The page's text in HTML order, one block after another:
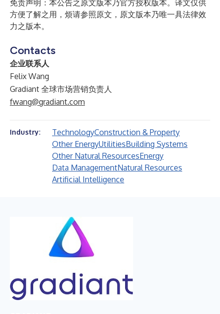
免责声明：本公告之原文版本乃官方授权版本。译文仅供
方便了解之用，烦请参照原文，原文版本乃唯一具法律效
力之版本。
Contacts
企业联系人
Felix Wang
Gradiant 全球市场营销负责人
fwang@gradiant.com
Industry: TechnologyConstruction & Property
Other EnergyUtilitiesBuilding Systems
Other Natural ResourcesEnergy
Data ManagementNatural Resources
Artificial Intelligence